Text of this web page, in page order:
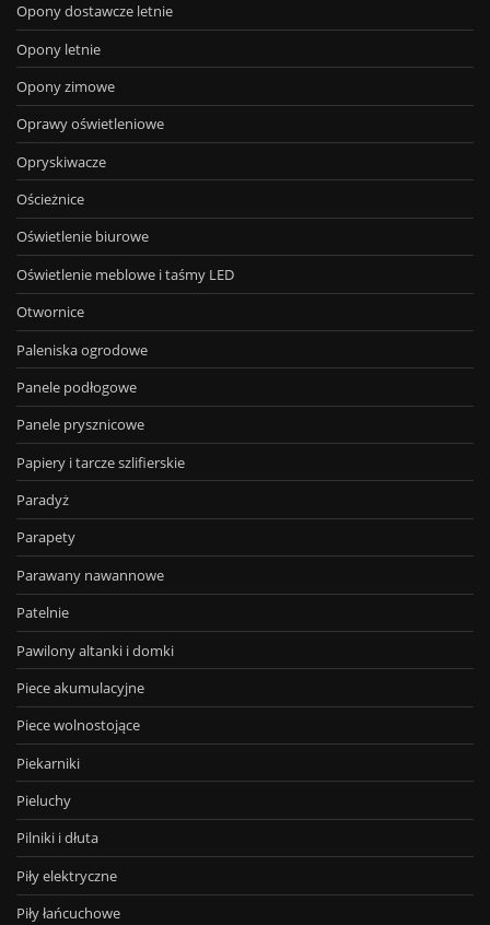
Opony dostawcze letnie
Opony letnie
Opony zimowe
Oprawy oświetleniowe
Opryskiwacze
Ościeżnice
Oświetlenie biurowe
Oświetlenie meblowe i taśmy LED
Otwornice
Paleniska ogrodowe
Panele podłogowe
Panele prysznicowe
Papiery i tarcze szlifierskie
Paradyż
Parapety
Parawany nawannowe
Patelnie
Pawilony altanki i domki
Piece akumulacyjne
Piece wolnostojące
Piekarniki
Pieluchy
Pilniki i dłuta
Piły elektryczne
Piły łańcuchowe